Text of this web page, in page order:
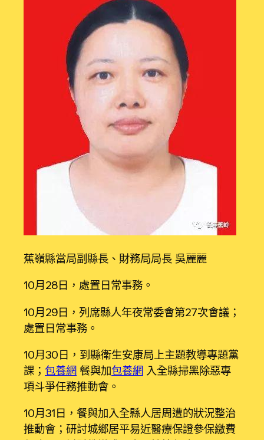
蕉嶺縣當局副縣長、財務局局長 吳麗麗
10月28日，處置日常事務。
10月29日，列席縣人年夜常委會第27次會議；
處置日常事務。
10月30日，到縣衛生安康局上主題教導專題黨
課； 包養網 餐與加包養網 入全縣掃黑除惡專
項斗爭任務推動會。
10月31日，餐與加入全縣人居周遭的狀況整治
推動會；研討城鄉居平易近醫療保證參保繳費